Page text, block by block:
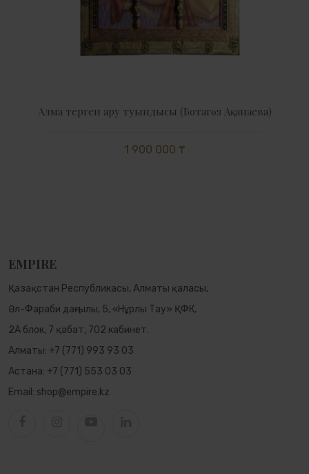
Алма терген ару туындысы (Ботагөз Ақанаева)
1 900 000 ₸
EMPIRE
Қазақстан Республикасы, Алматы қаласы,
Әл-Фараби даңғылы, 5, «Нұрлы Тау» ҚФК,
2А блок, 7 қабат, 702 кабинет.
Алматы: +7 (771) 993 93 03
Астана: +7 (771) 553 03 03
Email: shop@empire.kz